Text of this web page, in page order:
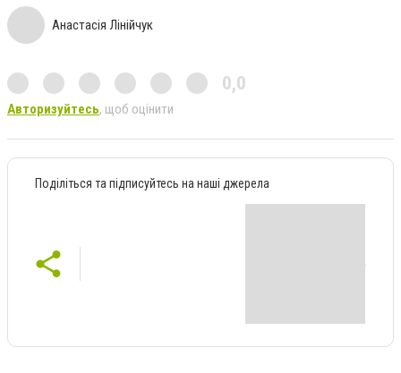
Анастасія Лінійчук
0,0
Авторизуйтесь, щоб оцінити
Поділіться та підписуйтесь на наші джерела